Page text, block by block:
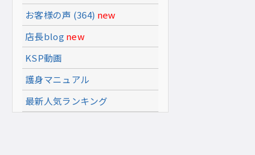
お客様の声 (364) new
店長blog new
KSP動画
護身マニュアル
最新人気ランキング